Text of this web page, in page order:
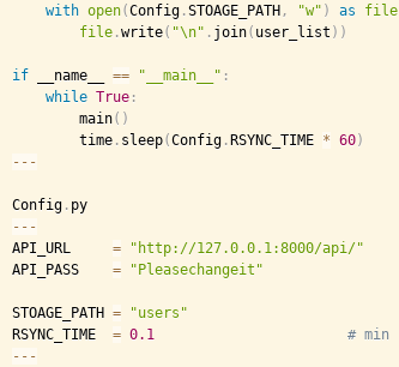
with open(Config .STOAGE_PATH , "w" ) as file
file .write( "\n" . join( user_list ) )
if __name__ == "__main__" :
while True :
        main
( )
        time
. sleep(Config . RSYNC_TIME * 60)
- - -
Config .
- - -
API_URL =
"http://127.0.0.1:8000/api/"
API_PASS = "Pleasechangeit"
STOAGE_PATH =
"users"
RSYNC_TIME = 0.1
# min
- - -